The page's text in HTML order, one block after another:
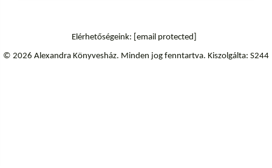
Elérhetőségeink: [email protected]
© 2026 Alexandra Könyvesház. Minden jog fenntartva. Kiszolgálta: S244